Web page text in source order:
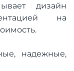
дизайн
на
надежные,